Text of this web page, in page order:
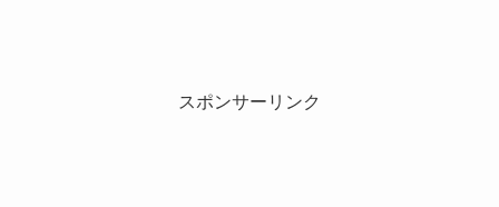
スポンサーリンク